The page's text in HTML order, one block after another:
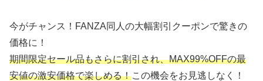
今がチャンス！FANZA同人の大幅割引クーポンで驚きの
価格に！
期間限定セール品もさらに割引され、MAX99%OFFの最
安値の激安価格で楽しめる！この機会をお見逃しなく！